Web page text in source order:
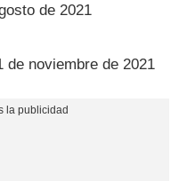
de 2021
noviembre de 2021